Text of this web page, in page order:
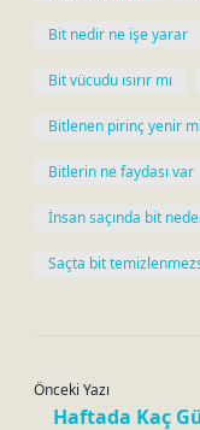
Bit nedir ne işe yarar
Bit vücudu ısırır mı
Bitlenen pirinç yenir mi
Bitlerin ne faydası var
İnsan saçında bit
Saçta bit
Önceki Yazı
Haftada Kaç